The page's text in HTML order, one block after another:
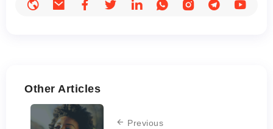
Other Articles
Previous